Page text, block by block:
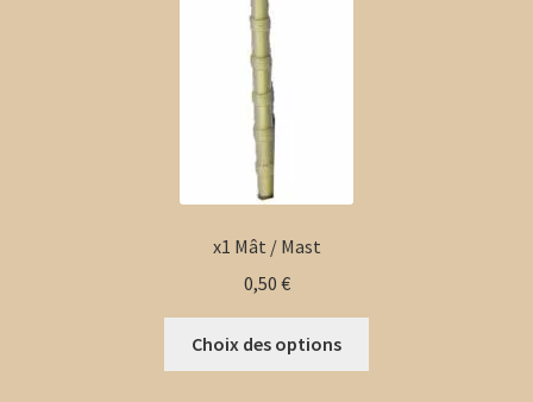
x1 Mât / Mast
0,50 €
Choix des options